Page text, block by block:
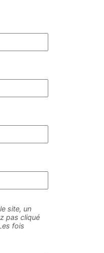
site, un
pas cliqué
fois